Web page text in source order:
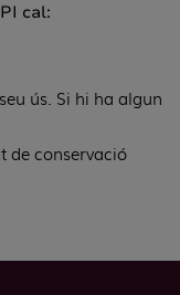
cal:
ús. Si hi ha algun
de conservació